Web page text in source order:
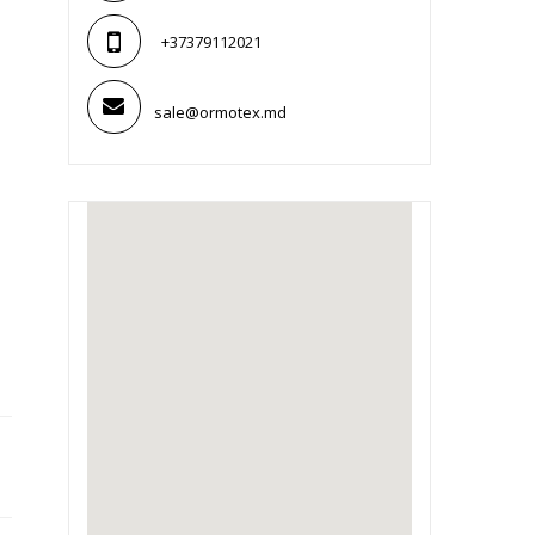
+37379112021
sale@ormotex.md